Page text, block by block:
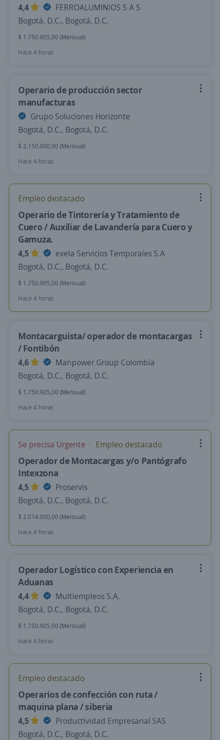
4,4
FERROALUMINIOS S A S
Bogotá, D.C., Bogotá, D.C.
$ 1.750.905,00 (Mensual)
Hace 4 horas
Operario de producción sector
manufacturas
Grupo Soluciones Horizonte
Bogotá, D.C., Bogotá, D.C.
$ 2.150.000,00 (Mensual)
Hace 4 horas
Empleo destacado
Operario de Tintorería y Tratamiento de
Cuero / Auxiliar de Lavandería para Cuero y
Gamuza.
4,5
exela Servicios Temporales S.A
Bogotá, D.C., Bogotá, D.C.
$ 1.750.905,00 (Mensual)
Hace 4 horas
Montacarguista/ operador de montacargas
/ Fontibón
4,6
Manpower Group Colombia
Bogotá, D.C., Bogotá, D.C.
$ 1.750.905,00 (Mensual)
Hace 4 horas
Se precisa Urgente Empleo destacado
Operador de Montacargas y/o Pantógrafo
Intexzona
4,5
Proservis
Bogotá, D.C., Bogotá, D.C.
$ 2.014.000,00 (Mensual)
Hace 4 horas
Operador Logístico con Experiencia en
Aduanas
4,4
Multiempleos S.A.
Bogotá, D.C., Bogotá, D.C.
$ 1.750.905,00 (Mensual)
Hace 4 horas
Empleo destacado
Operarios de confección con ruta /
maquina plana / siberia
4,5
Productividad Empresarial SAS
Bogotá, D.C., Bogotá, D.C.